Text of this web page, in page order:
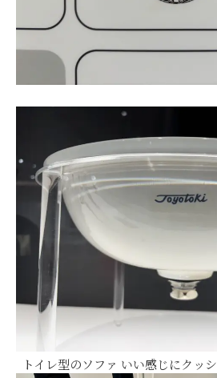
トイレ型のソファ いい感じにクッ